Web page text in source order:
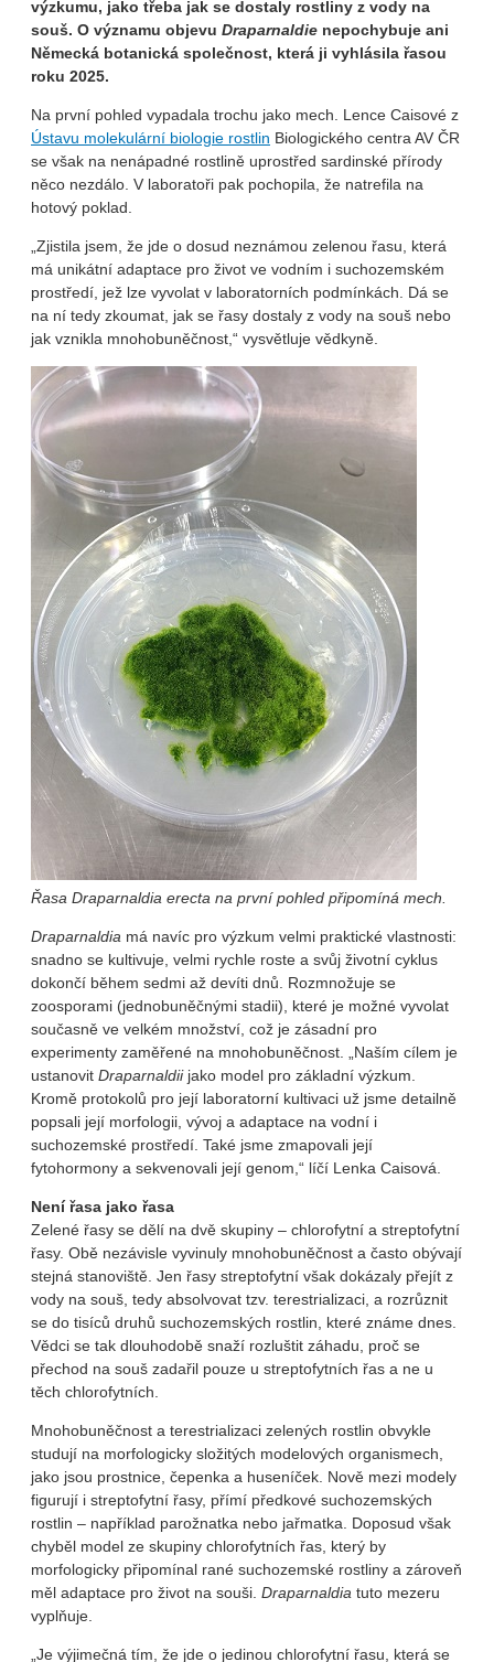
výzkumu, jako třeba jak se dostaly rostliny z vody na
souš. O významu objevu Draparnaldie nepochybuje ani
Německá botanická společnost, která ji vyhlásila řasou
roku 2025.
Na první pohled vypadala trochu jako mech. Lence Caisové z
Ústavu molekulární biologie rostlin Biologického centra AV ČR
se však na nenápadné rostlině uprostřed sardinské přírody
něco nezdálo. V laboratoři pak pochopila, že natrefila na
hotový poklad.
„Zjistila jsem, že jde o dosud neznámou zelenou řasu, která
má unikátní adaptace pro život ve vodním i suchozemském
prostředí, jež lze vyvolat v laboratorních podmínkách. Dá se
na ní tedy zkoumat, jak se řasy dostaly z vody na souš nebo
jak vznikla mnohobuněčnost,“ vysvětluje vědkyně.
Řasa Draparnaldia erecta na první pohled připomíná mech.
Draparnaldia má navíc pro výzkum velmi praktické vlastnosti:
snadno se kultivuje, velmi rychle roste a svůj životní cyklus
dokončí během sedmi až devíti dnů. Rozmnožuje se
zoosporami (jednobuněčnými stadii), které je možné vyvolat
současně ve velkém množství, což je zásadní pro
experimenty zaměřené na mnohobuněčnost. „Naším cílem je
ustanovit Draparnaldiijako model pro základní výzkum.
Kromě protokolů pro její laboratorní kultivaci už jsme detailně
popsali její morfologii, vývoj a adaptace na vodní i
suchozemské prostředí. Také jsme zmapovali její
fytohormony a sekvenovali její genom,“ líčí Lenka Caisová.
Není řasa jako řasa
Zelené řasy se dělí na dvě skupiny – chlorofytní a streptofytní
řasy. Obě nezávisle vyvinuly mnohobuněčnost a často obývají
stejná stanoviště. Jen řasy streptofytní však dokázaly přejít z
vody na souš, tedy absolvovat tzv. terestrializaci, a rozrůznit
se do tisíců druhů suchozemských rostlin, které známe dnes.
Vědci se tak dlouhodobě snaží rozluštit záhadu, proč se
přechod na souš zadařil pouze u streptofytních řas a ne u
těch chlorofytních.
Mnohobuněčnost a terestrializaci zelených rostlin obvykle
studují na morfologicky složitých modelových organismech,
jako jsou prostnice, čepenka a huseníček. Nově mezi modely
figurují i streptofytní řasy, přímí předkové suchozemských
rostlin – například parožnatka nebo jařmatka. Doposud však
chyběl model ze skupiny chlorofytních řas, který by
morfologicky připomínal rané suchozemské rostliny a zároveň
měl adaptace pro život na souši. Draparnaldia tuto mezeru
vyplňuje.
„Je výjimečná tím, že jde o jedinou chlorofytní řasu, která se